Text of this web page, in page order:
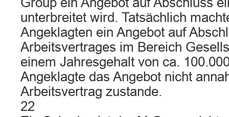
unterbreitet wird. Tatsächlich
Angeklagten ein Angebot auf
Arbeitsvertrages im Bereich
einem Jahresgehalt von ca.
Angeklagte das Angebot nicht
Arbeitsvertrag zustande.
22